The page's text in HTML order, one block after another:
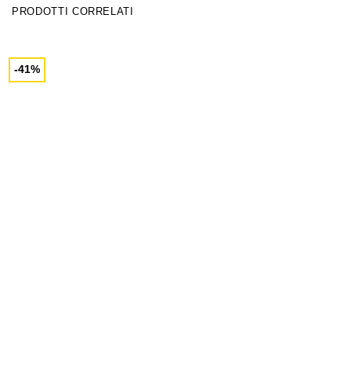
PRODOTTI CORRELATI
-41%